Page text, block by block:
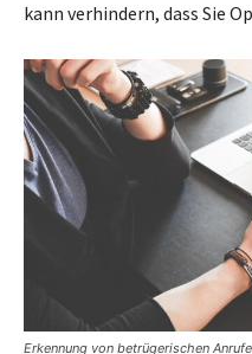
kann verhindern, dass Sie
Erkennung von betrügerischen